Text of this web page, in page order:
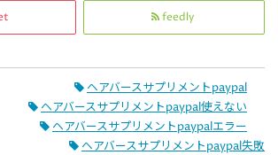
feedly
ヘアバースサプリメントpaypal
ヘアバースサプリメントpaypal使えない
ヘアバースサプリメントpaypalエラー
ヘアバースサプリメントpaypal失敗